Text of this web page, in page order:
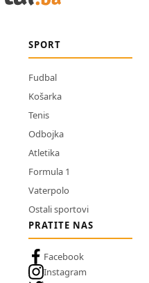
SPORT
Fudbal
Košarka
Tenis
Odbojka
Atletika
Formula 1
Vaterpolo
Ostali sportovi
PRATITE NAS
Facebook
Instagram